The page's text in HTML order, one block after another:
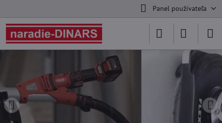
Panel používateľa